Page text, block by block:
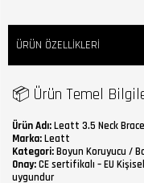
ÜRÜN ÖZELLIKLERI
📦 Ürün Temel
Ürün Adı:Leatt 3.5 Neck
Marka:Leatt
Kategori:Boyun Koruyucu /
Onay:CE sertifikalı – EU
uygundur